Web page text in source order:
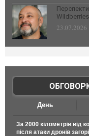
Wildberries
23.07.2026
День
За 2000 кілометрів від
після атаки дронів